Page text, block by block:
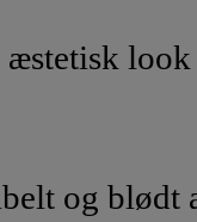
og blødt